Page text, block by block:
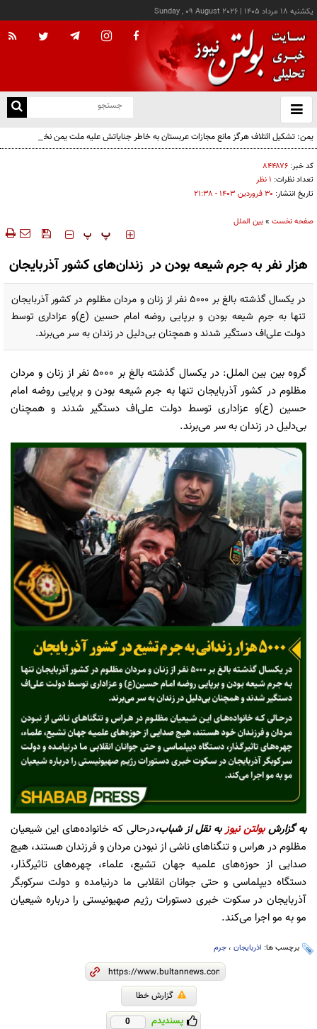
يکشنبه ۱۸ مرداد ۱۴۰۵ |
Sunday , 09 August 2026
باز
و
یمن: تشکیل ائتلاف هرگز مانع مجازات عربستان به خاطر جنایاتش علیه ملت یمن نخواهد شد
کد خبر: ۸۴۴۸۷۶
تعداد نظرات: ۱ نظر
تاریخ انتشار: ۳۰ فروردين ۱۴۰۳ - ۲۱:۳۸
صفحه نخست »بین الملل
‍‍‍ پ پ
هزار نفر به جرم شیعه بودن در زندان‌های کشور آذربایجان
در یکسال گذشته بالغ بر ۵۰۰۰ نفر از زنان و مردان مظلوم در کشور آذربایجان
تنها به جرم شیعه بودن و برپایی روضه امام حسین (ع)و عزاداری توسط
دولت علی‌اف دستگیر شدند و همچنان بی‌دلیل در زندان به سر می‌برند.
گروه بین بین الملل: در یکسال گذشته بالغ بر ۵۰۰۰ نفر از زنان و مردان
مظلوم در کشور آذربایجان تنها به جرم شیعه بودن و برپایی روضه امام
حسین (ع)و عزاداری توسط دولت علی‌اف دستگیر شدند و همچنان
بی‌دلیل در زندان به سر می‌برند.
به گزارشبولتن نیوزبه نقل از شباب،درحالی که خانواده‌های این شیعیان
مظلوم در هراس و تنگناهای ناشی از نبودن مردان و فرزندان هستند، هیچ
صدایی از حوزه‌های علمیه جهان تشیع، علماء، چهره‌های تاثیرگذار،
دستگاه دیپلماسی و حتی جوانان انقلابی ما درنیامده و دولت سرکوبگر
آذربایجان در سکوت خبری دستورات رژیم صهیونیستی را درباره شیعیان
مو به مو اجرا می‌کند.
برچسب ها: اذربایجان ، جرم
گزارش خطا
پسندیدم 0